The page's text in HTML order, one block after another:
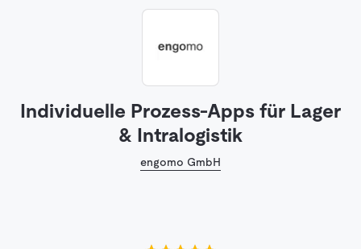
Individuelle Prozess-Apps für Lager
& Intralogistik
engomo GmbH